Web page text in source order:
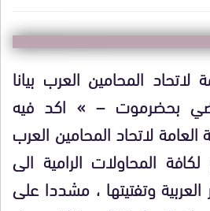
لاتحاد المحامين العرب بيانا
بحضرموت – » اكد فيه
العامة لاتحاد المحامين العرب
المحاولات الرامية الى
وتفتيتها ، مشددا على